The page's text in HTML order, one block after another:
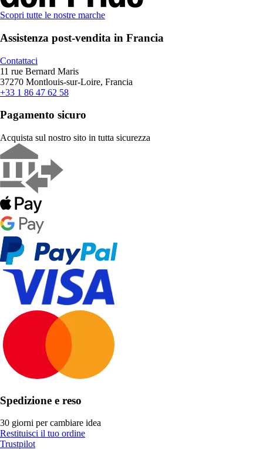
Scopri tutte le nostre marche
Assistenza post-vendita in Francia
Contattaci
11 rue Bernard Maris
37270 Montlouis-sur-Loire, Francia
+33 1 86 47 62 58
Pagamento sicuro
Acquista sul nostro sito in tutta sicurezza
Spedizione e reso
30 giorni per cambiare idea
Restituisci il tuo ordine
Trustpilot